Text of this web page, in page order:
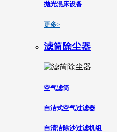
抛光混床设备
更多>
滤筒除尘器
空气滤筒
自洁式空气过滤器
自清洁除沙过滤机组